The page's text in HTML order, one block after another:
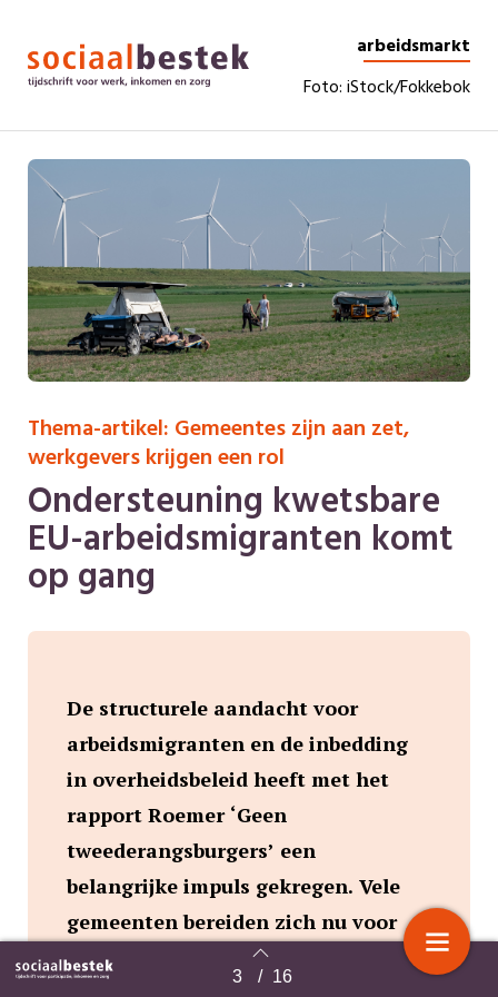
Terug naar overzicht 3 / 16
arbeidsmarkt
Foto: iStock/Fokkebok
Thema-artikel: Gemeentes zijn aan zet,
werkgevers krijgen een rol
Ondersteuning kwetsbare
EU-arbeidsmigranten komt
op gang
De structurele aandacht voor
arbeidsmigranten en de inbedding
in overheidsbeleid heeft met het
rapport Roemer ‘Geen
tweederangsburgers’ een
belangrijke impuls gekregen. Vele
gemeenten bereiden zich nu voor
om kwetsbare EU-werknemers bij te